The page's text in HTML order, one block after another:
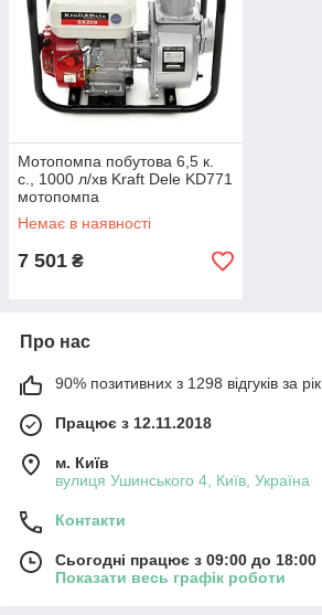
Мотопомпа побутова 6,5 к.
с., 1000 л/хв Kraft Dele KD771
мотопомпа
Немає в наявності
7 501 ₴
Про нас
90% позитивних з 1298 відгуків за рік
Працює з 12.11.2018
м. Київ
вулиця Ушинського 4, Київ, Україна
Контакти
Сьогодні працює з 09:00 до 18:00
Показати весь графік роботи